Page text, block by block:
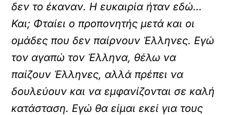
δεν το έκαναν. Η ευκαιρία ήταν εδώ…
Και; Φταίει ο προπονητής μετά και οι
ομάδες που δεν παίρνουν Έλληνες. Εγώ
τον αγαπώ τον Έλληνα, θέλω να
παίζουν Έλληνες, αλλά πρέπει να
δουλεύουν και να εμφανίζονται σε καλή
κατάσταση. Εγώ θα είμαι εκεί για τους